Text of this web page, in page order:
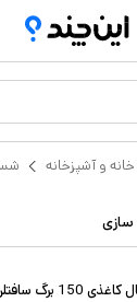
خانه و آشپزخانه
برگ سافتلن مدل شکوفه